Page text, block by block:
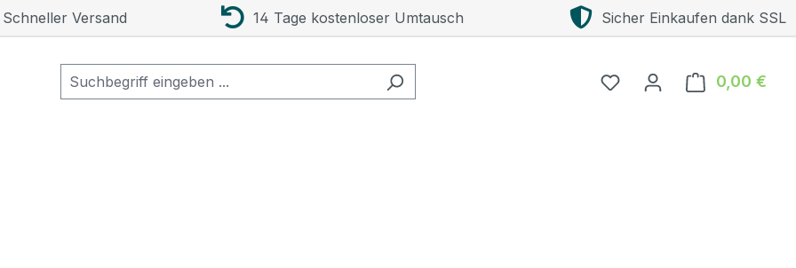
Schneller Versand 14 Tage kostenloser Umtausch Sicher Einkaufen dank SSL
0,00 €